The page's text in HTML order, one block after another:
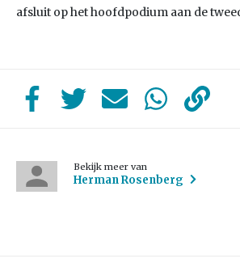
afsluit op het hoofdpodium aan de
Bekijk meer van
Herman Rosenberg